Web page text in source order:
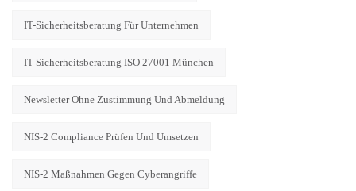
IT-Sicherheitsberatung Für Unternehmen
IT-Sicherheitsberatung ISO 27001 München
Newsletter Ohne Zustimmung Und Abmeldung
NIS-2 Compliance Prüfen Und Umsetzen
NIS-2 Maßnahmen Gegen Cyberangriffe